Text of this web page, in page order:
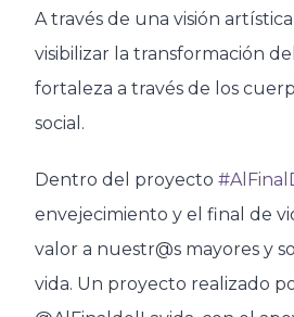
A través de una visión
visibilizar la transformación
fortaleza a través de los
social.
Dentro del proyecto
envejecimiento y el final de
valor a nuestr@s mayores y
vida. Un proyecto realizado